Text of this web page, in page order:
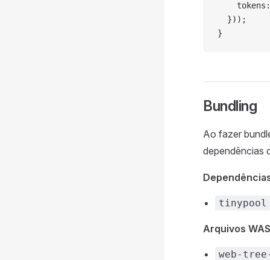
  }));
}
Bundling
Ao fazer
dependências
tinypool
Arquivos
web-